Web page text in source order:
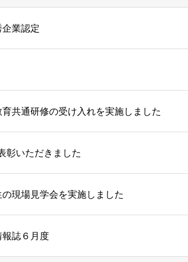
企業認定
共通研修の受け入れを実施しました
彰いただきました
現場見学会を実施しました
報誌６月度